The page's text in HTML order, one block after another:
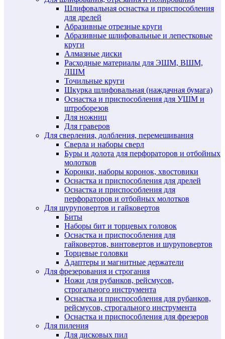
Шлифовальная оснастка и приспособления
для дрелей
Абразивные отрезные круги
Абразивные шлифовальные и лепестковые
круги
Алмазные диски
Расходные материалы для ЭШМ, ВШМ,
ЛШМ
Точильные круги
Шкурка шлифовальная (наждачная бумага)
Оснастка и приспособления для УШМ и
штроборезов
Для ножниц
Для граверов
Для сверления, долбления, перемешивания
Сверла и наборы сверл
Буры и долота для перфораторов и отбойных
молотков
Коронки, наборы коронок, хвостовики
Оснастка и приспособления для дрелей
Оснастка и приспособления для
перфораторов и отбойных молотков
Для шуруповертов и гайковертов
Биты
Наборы бит и торцевых головок
Оснастка и приспособления для
гайковертов, винтовертов и шуруповертов
Торцевые головки
Адаптеры и магнитные держатели
Для фрезерования и строгания
Ножи для рубанков, рейсмусов,
строгального инструмента
Оснастка и приспособления для рубанков,
рейсмусов, строгального инструмента
Оснастка и приспособления для фрезеров
Для пиления
Для дисковых пил